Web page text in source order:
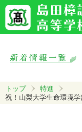
トップ
特進
祝！山梨大学生命環境